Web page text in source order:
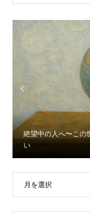

絶望中の人へ〜この
い
月を選択